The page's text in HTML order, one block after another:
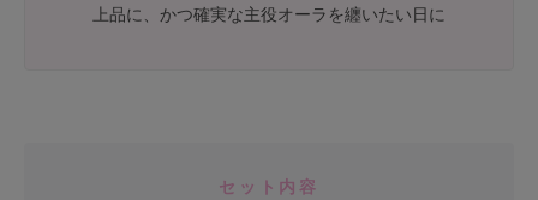
上品に、かつ確実な主役オーラを纏いたい日に
セット内容